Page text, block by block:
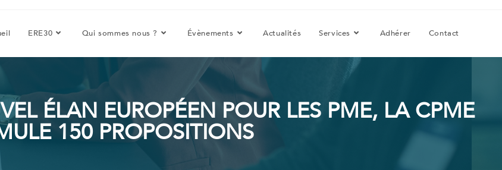
ERE30 Qui sommes nous ? Évènements Actualités Services Adhérer Contact
ÉLAN EUROPÉEN POUR LES PME, LA CPME
150 PROPOSITIONS